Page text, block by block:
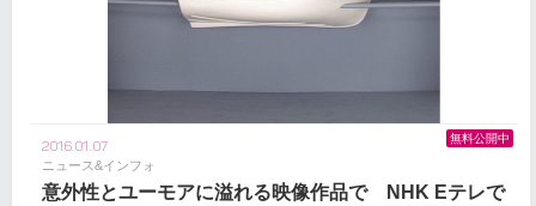
2016.01.07
ニュース&インフォ
意外性とユーモアに溢れる映像作品で NHK Eテレで
無料公開中